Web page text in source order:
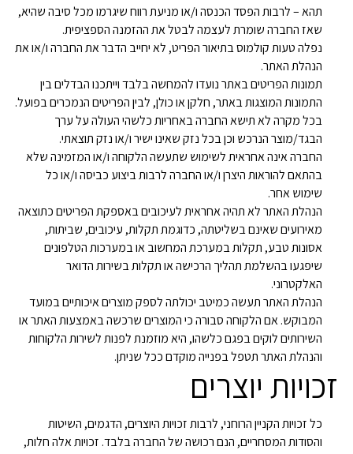
תהא – לרבות הפסד הכנסה ו/או מניעת רווח שיגרמו מכל סיבה שהיא,
שאז החברה שומרת לעצמה לבטל את ההזמנה הספציפית.
נפלה טעות קולמוס בתיאור הפריט, לא יחייב הדבר את החברה ו/או את
הנהלת האתר.
תמונות הפריטים באתר נועדו להמחשה בלבד וייתכנו הבדלים בין
התמונות המוצגות באתר, חלקן או כולן, לבין הפריטים הנמכרים בפועל.
בכל מקרה לא תישא החברה באחריות כלשהי העולה על ערך
הבגד/מוצר הנרכש וכן בכל נזק שאינו ישיר ו/או נזק תוצאתי.
החברה אינה אחראית לשימוש שתעשה הלקוחה ו/או המזמינה שלא
בהתאם להוראות היצרן ו/או החברה לרבות ביצוע כביסה ו/או כל
שימוש אחר.
הנהלת האתר לא תהיה אחראית לעיכובים באספקת הפריטים כתוצאה
מאירועים שאינם בשליטתה, כדוגמת תקלות, עיכובים, שביתות,
אסונות טבע, תקלות במערכת המחשוב או במערכות הטלפונים
שיפגעו בהשלמת תהליך הרכישה או תקלות בשירות הדואר
האלקטרוני.
הנהלת האתר תעשה כמיטב יכולתה לספק מוצרים איכותיים במועד
המבוקש. אם הלקוחה סבורה כי המוצרים שרכשה באמצעות האתר או
השירותים לוקים בפגם כלשהו, היא מוזמנת לפנות לשירות הלקוחות
והנהלת האתר תטפל בפנייה מוקדם ככל שניתן.
זכויות יוצרים
כל זכויות הקניין הרוחני, לרבות זכויות היוצרים, הדגמים, השיטות
והסודות המסחריים, הנם רכושה של החברה בלבד. זכויות אלה חלות,